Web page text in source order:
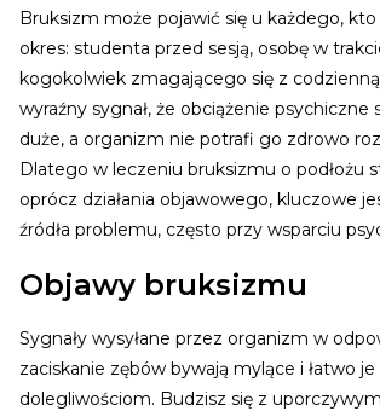
Bruksizm może pojawić się u każdego,
okres: studenta przed sesją, osobę w
kogokolwiek zmagającego się z codzienną
wyraźny sygnał, że obciążenie psychiczne
duże, a organizm nie potrafi go zdrowo
Dlatego w leczeniu bruksizmu o podłożu
oprócz działania objawowego, kluczowe
źródła problemu, często przy wsparciu
Objawy bruksizmu
Sygnały wysyłane przez organizm w
zaciskanie zębów bywają mylące i łatwo
dolegliwościom. Budzisz się z uporczywym